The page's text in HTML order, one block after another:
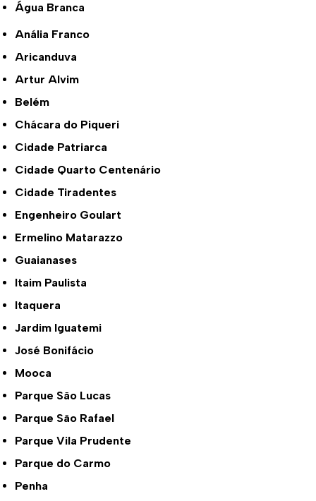
Água Branca
Anália Franco
Aricanduva
Artur Alvim
Belém
Chácara do Piqueri
Cidade Patriarca
Cidade Quarto Centenário
Cidade Tiradentes
Engenheiro Goulart
Ermelino Matarazzo
Guaianases
Itaim Paulista
Itaquera
Jardim Iguatemi
José Bonifácio
Mooca
Parque São Lucas
Parque São Rafael
Parque Vila Prudente
Parque do Carmo
Penha